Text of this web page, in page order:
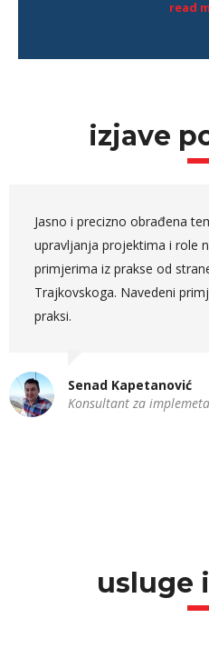
read
izjave
Jako su mi bili bitni/važni lični
ličnog iskustva predavača
life primjeri vezani za
metodologija predavača i
modula je bila odlična i
Adna Mešanović
usluge